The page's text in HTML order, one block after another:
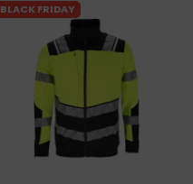
BLACK FRIDAY